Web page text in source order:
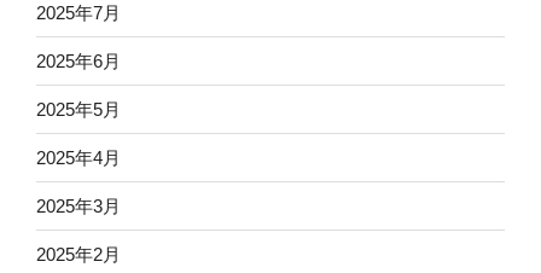
2025年7月
2025年6月
2025年5月
2025年4月
2025年3月
2025年2月